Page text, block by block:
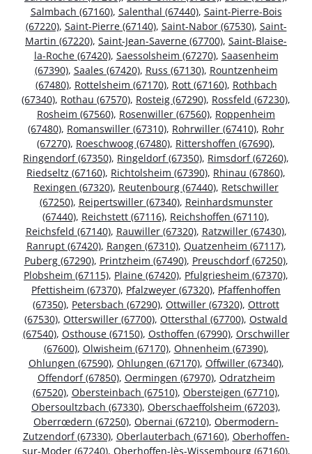
Salmbach (67160), Salenthal (67440), Saint-Pierre-Bois
(67220), Saint-Pierre (67140), Saint-Nabor (67530), Saint-
Martin (67220), Saint-Jean-Saverne (67700), Saint-Blaise-
la-Roche (67420), Saessolsheim (67270), Saasenheim
(67390), Saales (67420), Russ (67130), Rountzenheim
(67480), Rottelsheim (67170), Rott (67160), Rothbach
(67340), Rothau (67570), Rosteig (67290), Rossfeld (67230),
Rosheim (67560), Rosenwiller (67560), Roppenheim
(67480), Romanswiller (67310), Rohrwiller (67410), Rohr
(67270), Roeschwoog (67480), Rittershoffen (67690),
Ringendorf (67350), Ringeldorf (67350), Rimsdorf (67260),
Riedseltz (67160), Richtolsheim (67390), Rhinau (67860),
Rexingen (67320), Reutenbourg (67440), Retschwiller
(67250), Reipertswiller (67340), Reinhardsmunster
(67440), Reichstett (67116), Reichshoffen (67110),
Reichsfeld (67140), Rauwiller (67320), Ratzwiller (67430),
Ranrupt (67420), Rangen (67310), Quatzenheim (67117),
Puberg (67290), Printzheim (67490), Preuschdorf (67250),
Plobsheim (67115), Plaine (67420), Pfulgriesheim (67370),
Pfettisheim (67370), Pfalzweyer (67320), Pfaffenhoffen
(67350), Petersbach (67290), Ottwiller (67320), Ottrott
(67530), Otterswiller (67700), Ottersthal (67700), Ostwald
(67540), Osthouse (67150), Osthoffen (67990), Orschwiller
(67600), Olwisheim (67170), Ohnenheim (67390),
Ohlungen (67590), Ohlungen (67170), Offwiller (67340),
Offendorf (67850), Oermingen (67970), Odratzheim
(67520), Obersteinbach (67510), Obersteigen (67710),
Obersoultzbach (67330), Oberschaeffolsheim (67203),
Oberrœdern (67250), Obernai (67210), Obermodern-
Zutzendorf (67330), Oberlauterbach (67160), Oberhoffen-
sur-Moder (67240), Oberhoffen-lès-Wissembourg (67160),